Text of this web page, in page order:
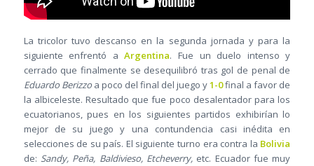
La tricolor tuvo descanso en la segunda jornada y para la
siguiente enfrentó aArgentina. Fue un duelo intenso y
cerrado que finalmente se desequilibró tras gol de penal de
Eduardo Berizzoa poco del final del juego y1-0final a favor de
la albiceleste. Resultado que fue poco desalentador para los
ecuatorianos, pues en los siguientes partidos exhibirían lo
mejor de su juego y una contundencia casi inédita en
selecciones de su país. El siguiente turno era contra la Bolivia
de: Sandy, Peña, Baldivieso, Etcheverry, etc. Ecuador fue muy